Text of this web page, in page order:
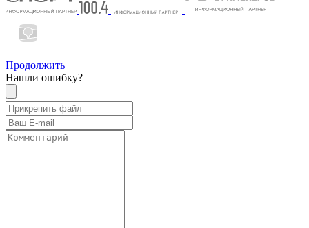
Продолжить
Нашли ошибку?